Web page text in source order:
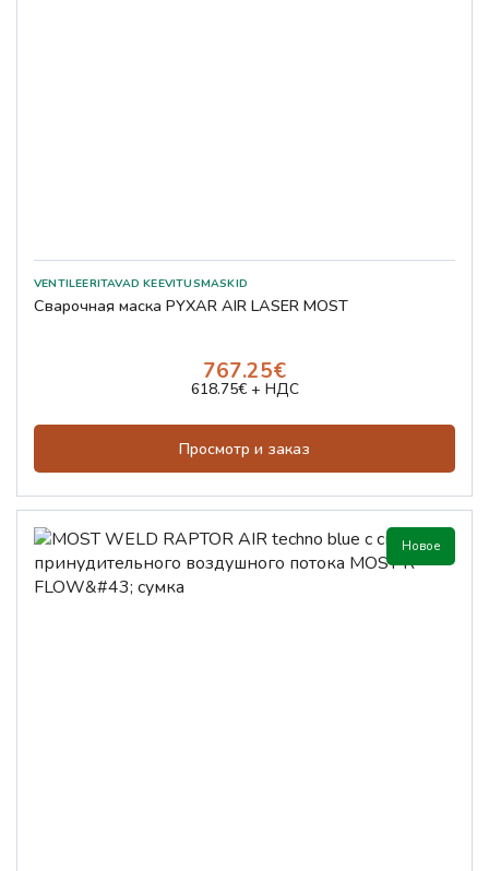
Сварочная маска PYXAR AIR LASER MOST
767.25€
618.75€ + НДС
Просмотр и заказ
Новое